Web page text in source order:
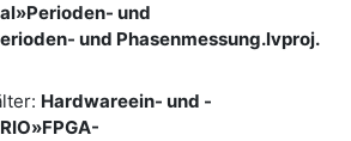
und
und Phasenmessung.lvproj.
Hardwareein- und -